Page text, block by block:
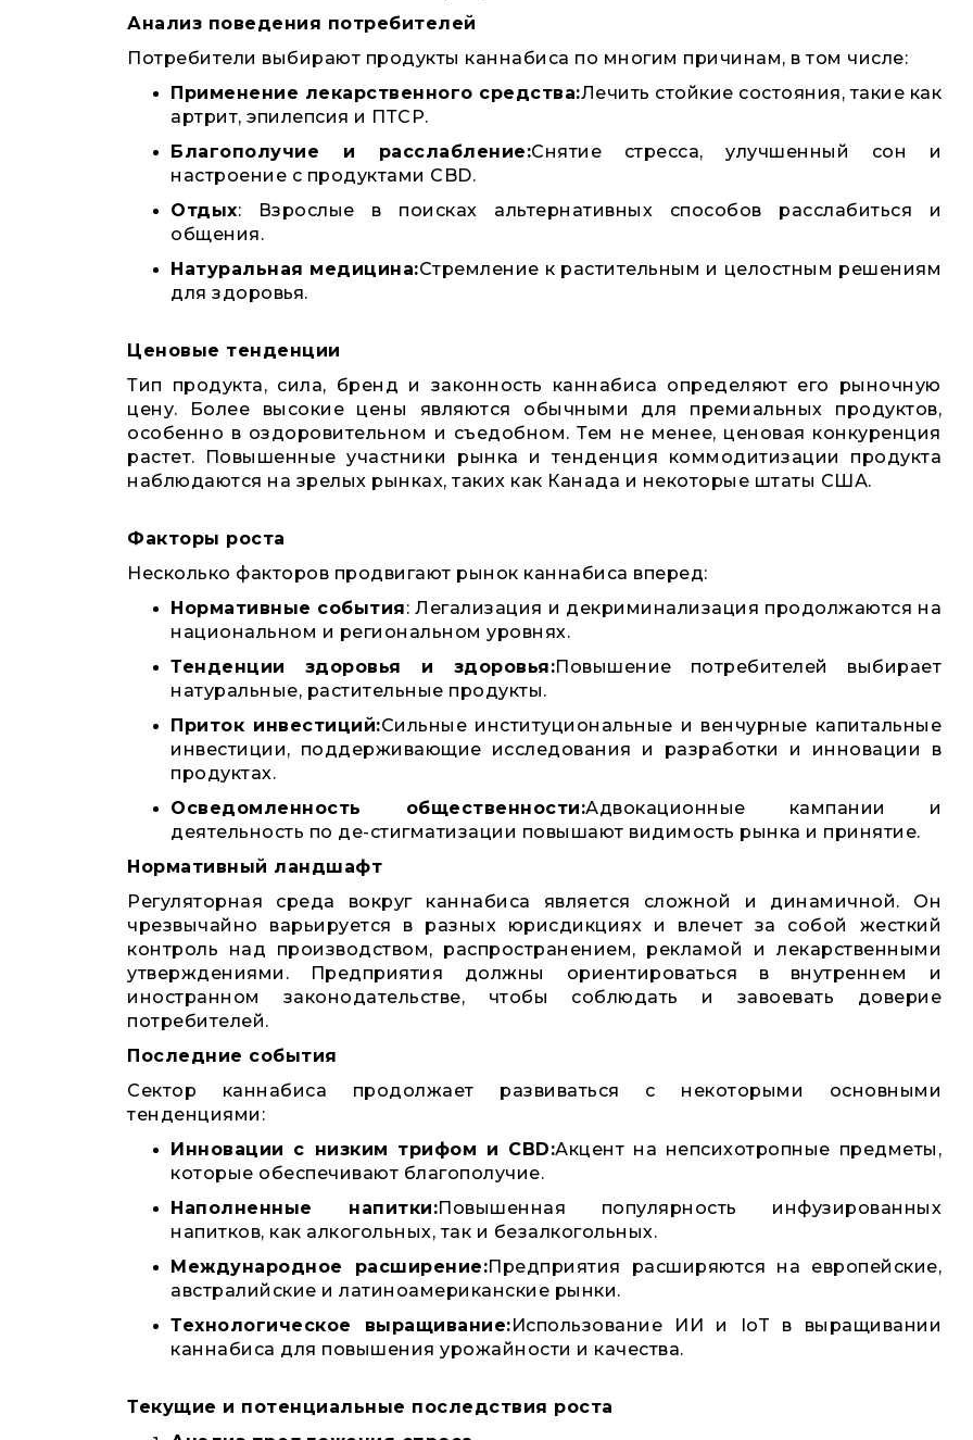
Анализ поведения потребителей
Потребители выбирают продукты каннабиса по многим причинам, в том числе:
Применение лекарственного средства:Лечить стойкие состояния, такие как
артрит, эпилепсия и ПТСР.
Благополучие и расслабление:Снятие стресса, улучшенный сон и
настроение с продуктами CBD.
Отдых: Взрослые в поисках альтернативных способов расслабиться и
общения.
Натуральная медицина:Стремление к растительным и целостным решениям
для здоровья.
Ценовые тенденции
Тип продукта, сила, бренд и законность каннабиса определяют его рыночную
цену. Более высокие цены являются обычными для премиальных продуктов,
особенно в оздоровительном и съедобном. Тем не менее, ценовая конкуренция
растет. Повышенные участники рынка и тенденция коммодитизации продукта
наблюдаются на зрелых рынках, таких как Канада и некоторые штаты США.
Факторы роста
Несколько факторов продвигают рынок каннабиса вперед:
Нормативные события: Легализация и декриминализация продолжаются на
национальном и региональном уровнях.
Тенденции здоровья и здоровья:Повышение потребителей выбирает
натуральные, растительные продукты.
Приток инвестиций:Сильные институциональные и венчурные капитальные
инвестиции, поддерживающие исследования и разработки и инновации в
продуктах.
Осведомленность общественности:Адвокационные кампании и
деятельность по де-стигматизации повышают видимость рынка и принятие.
Нормативный ландшафт
Регуляторная среда вокруг каннабиса является сложной и динамичной. Он
чрезвычайно варьируется в разных юрисдикциях и влечет за собой жесткий
контроль над производством, распространением, рекламой и лекарственными
утверждениями. Предприятия должны ориентироваться в внутреннем и
иностранном законодательстве, чтобы соблюдать и завоевать доверие
потребителей.
Последние события
Сектор каннабиса продолжает развиваться с некоторыми основными
тенденциями:
Инновации с низким трифом и CBD:Акцент на непсихотропные предметы,
которые обеспечивают благополучие.
Наполненные напитки:Повышенная популярность инфузированных
напитков, как алкогольных, так и безалкогольных.
Международное расширение:Предприятия расширяются на европейские,
австралийские и латиноамериканские рынки.
Технологическое выращивание:Использование ИИ и IoT в выращивании
каннабиса для повышения урожайности и качества.
Текущие и потенциальные последствия роста